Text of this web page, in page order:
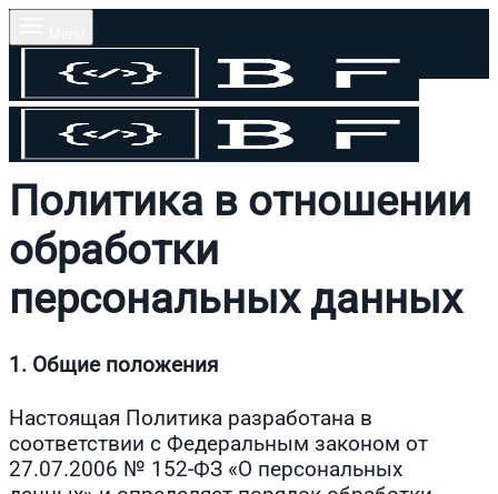
Поиск
Политика в отношении
обработки
персональных данных
1. Общие положения
Настоящая Политика разработана в
соответствии с Федеральным законом от
27.07.2006 № 152-ФЗ «О персональных